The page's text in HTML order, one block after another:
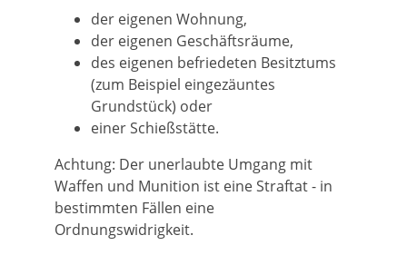
der eigenen Wohnung,
der eigenen Geschäftsräume,
des eigenen befriedeten Besitztums
(zum Beispiel eingezäuntes
Grundstück) oder
einer Schießstätte.
Achtung: Der unerlaubte Umgang mit
Waffen und Munition ist eine Straftat - in
bestimmten Fällen eine
Ordnungswidrigkeit.